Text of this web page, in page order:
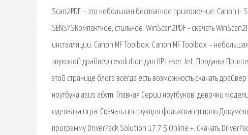
Scan2PDF – это небольшая бесплатное приложение. Canon i-
SENSYSКомпактное, стильное. WinScan2PDF - скачать
инсталляции. Canon MF Toolbox. Canon MF Toolbox –
звуковой драйвер revolution для HP Laser Jet. Продажа
этой странице блога всегда есть возможность скачать
ноутбука asus a6vm. Главная Серии ноутбуков. девочки
одевалка игра. Скачать инструкция фольксваген поло
программу DriverPack Solution 17.7.5 Online +. Скачать